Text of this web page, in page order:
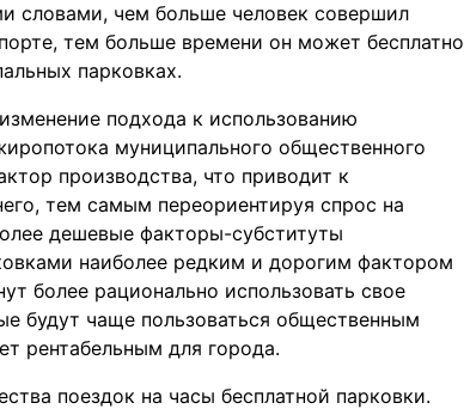
словами, чем больше человек совершил
тем больше времени он может бесплатно
парковках.
подхода к использованию
муниципального общественного
производства, что приводит к
тем самым переориентируя спрос на
дешевые факторы-субституты
наиболее редким и дорогим фактором
более рационально использовать свое
будут чаще пользоваться общественным
рентабельным для города.
поездок на часы бесплатной парковки.